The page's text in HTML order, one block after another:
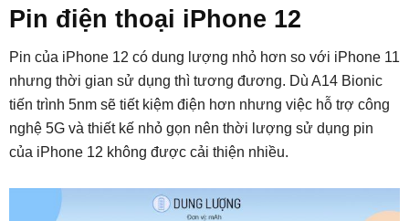
Pin điện thoại iPhone 12
Pin của iPhone 12 có dung lượng nhỏ hơn so với iPhone 11
nhưng thời gian sử dụng thì tương đương. Dù A14 Bionic
tiến trình 5nm sẽ tiết kiệm điện hơn nhưng việc hỗ trợ công
nghệ 5G và thiết kế nhỏ gọn nên thời lượng sử dụng pin
của iPhone 12 không được cải thiện nhiều.